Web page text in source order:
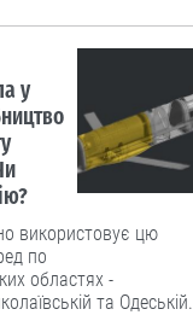
у
використовує цю
по
областях -
та Одеській.